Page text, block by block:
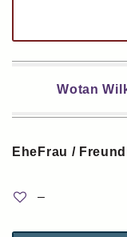
Wotan
EheFrau /
–